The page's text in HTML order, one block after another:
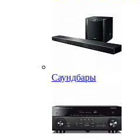
Саундбары